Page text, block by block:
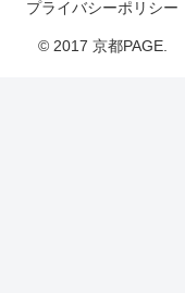
プライバシーポリシー
© 2017 京都PAGE.